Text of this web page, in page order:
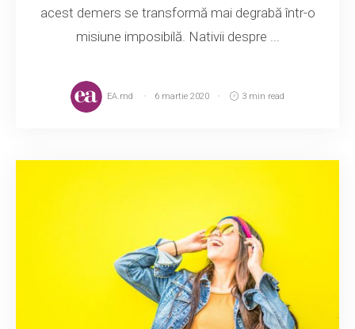
acest demers se transformă mai degrabă într-o
misiune imposibilă. Nativii despre ...
EA.md 6 martie 2020 3 min read